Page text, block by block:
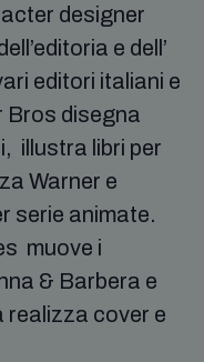
designer
e dell’
editori italiani e
Bros disegna
illustra libri per
Warner e
serie animate.
muove i
& Barbera e
realizza cover e